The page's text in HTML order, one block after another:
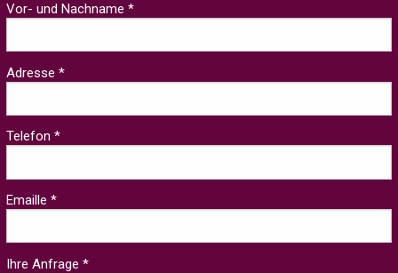
Vor- und Nachname *
Adresse *
Telefon *
Emaille *
Ihre Anfrage *